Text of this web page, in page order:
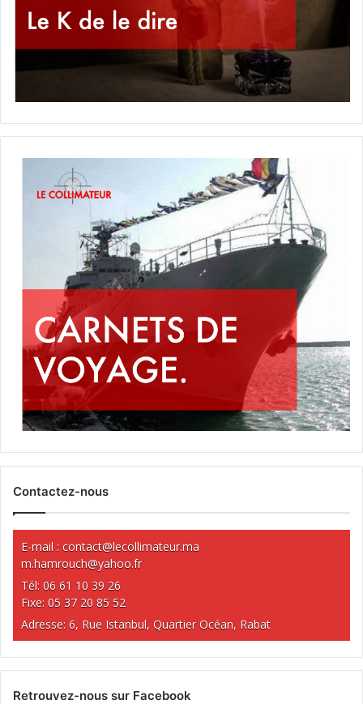
Contactez-nous
E-mail : contact@lecollimateur.ma
m.hamrouch@yahoo.fr
Tél: 06 61 10 39 26
Fixe: 05 37 20 85 52
Adresse: 6, Rue Istanbul, Quartier Océan, Rabat
Retrouvez-nous sur Facebook